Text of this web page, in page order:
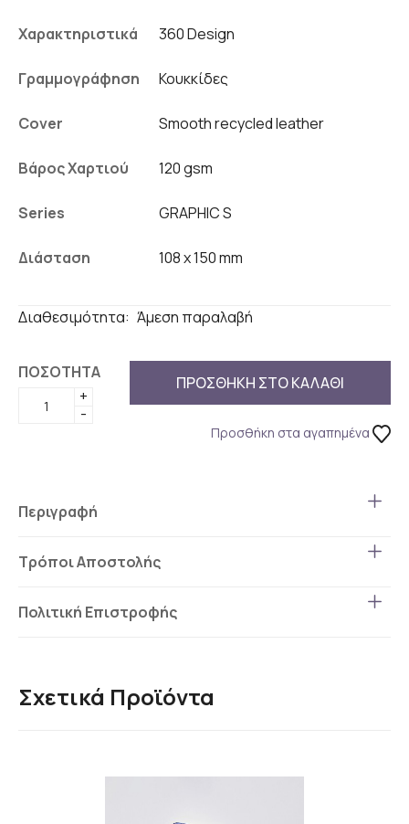
Χαρακτηριστικά 360 Design
Γραμμογράφηση Κουκκίδες
Cover Smooth recycled leather
Βάρος Χαρτιού 120 gsm
Series GRAPHIC S
Διάσταση 108 x 150 mm
Διαθεσιμότητα: Άμεση παραλαβή
ΠΟΣΟΤΗΤΑ
+
-
ΠΡΟΣΘΗΚΗ ΣΤΟ ΚΑΛΑΘΙ
Προσθήκη στα αγαπημένα
Περιγραφή
Τρόποι Αποστολής
Πολιτική Επιστροφής
Σχετικά Προϊόντα